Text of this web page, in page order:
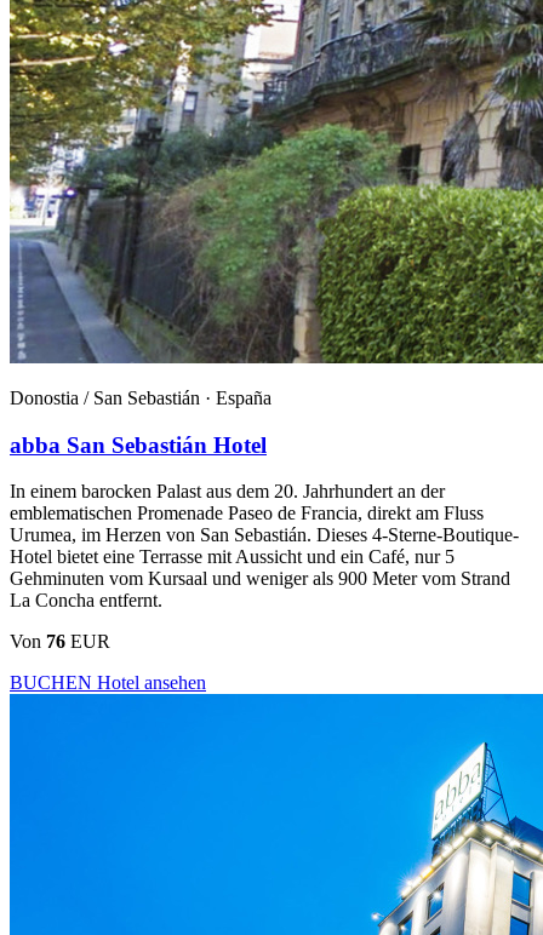
Donostia / San Sebastián · España
abba San Sebastián Hotel
In einem barocken Palast aus dem 20. Jahrhundert an der
emblematischen Promenade Paseo de Francia, direkt am Fluss
Urumea, im Herzen von San Sebastián. Dieses 4-Sterne-Boutique-
Hotel bietet eine Terrasse mit Aussicht und ein Café, nur 5
Gehminuten vom Kursaal und weniger als 900 Meter vom Strand
La Concha entfernt.
Von 76 EUR
BUCHEN Hotel ansehen